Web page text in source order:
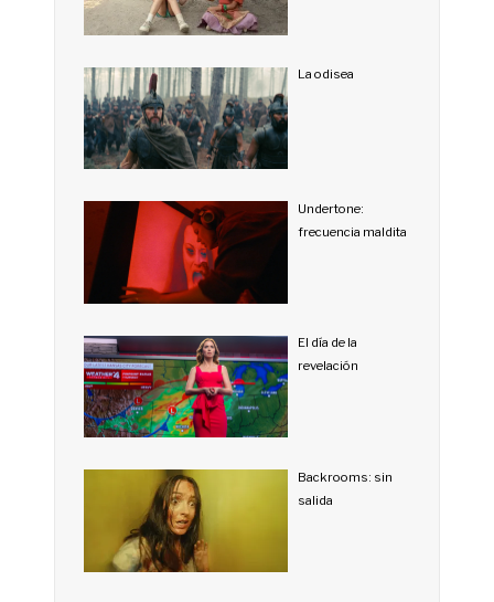
La odisea
Undertone:
frecuencia maldita
El día de la
revelación
Backrooms: sin
salida